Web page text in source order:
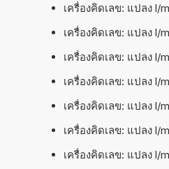
เครื่องคิดเลข: แปลง l/
เครื่องคิดเลข: แปลง l/
เครื่องคิดเลข: แปลง l/
เครื่องคิดเลข: แปลง l/
เครื่องคิดเลข: แปลง l/
เครื่องคิดเลข: แปลง l/
เครื่องคิดเลข: แปลง l/